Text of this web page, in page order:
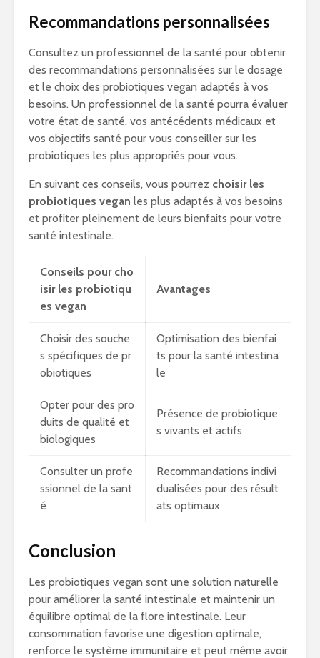
Recommandations personnalisées
Consultez un professionnel de la santé pour obtenir
des recommandations personnalisées sur le dosage
et le choix des probiotiques vegan adaptés à vos
besoins. Un professionnel de la santé pourra évaluer
votre état de santé, vos antécédents médicaux et
vos objectifs santé pour vous conseiller sur les
probiotiques les plus appropriés pour vous.
En suivant ces conseils, vous pourrez choisir les
probiotiques vegan les plus adaptés à vos besoins
et profiter pleinement de leurs bienfaits pour votre
santé intestinale.
Conseils pour cho
isir les probiotiqu
es vegan
Avantages
Choisir des souche
s spécifiques de pr
obiotiques
Optimisation des bienfai
ts pour la santé intestina
le
Opter pour des pro
duits de qualité et
biologiques
Présence de probiotique
s vivants et actifs
Consulter un profe
ssionnel de la sant
é
Recommandations indivi
dualisées pour des résult
ats optimaux
Conclusion
Les probiotiques vegan sont une solution naturelle
pour améliorer la santé intestinale et maintenir un
équilibre optimal de la flore intestinale. Leur
consommation favorise une digestion optimale,
renforce le système immunitaire et peut même avoir